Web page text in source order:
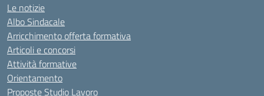
Le notizie
Albo Sindacale
Arricchimento offerta formativa
Articoli e concorsi
Attività formative
Orientamento
Proposte Studio Lavoro